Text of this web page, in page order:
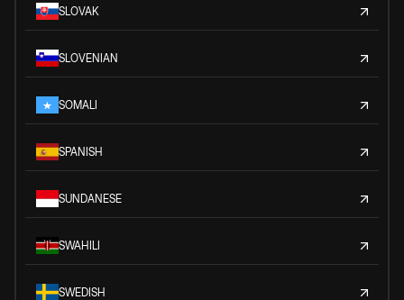
SLOVAK
SLOVENIAN
SOMALI
SPANISH
SUNDANESE
SWAHILI
SWEDISH